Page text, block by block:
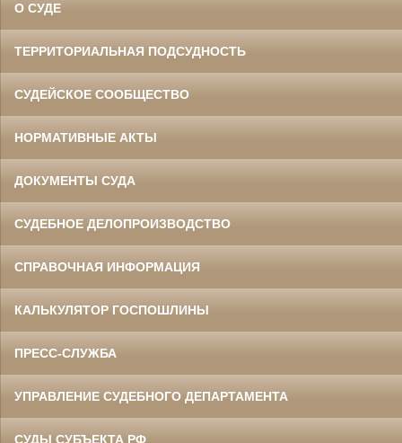
О СУДЕ
ТЕРРИТОРИАЛЬНАЯ ПОДСУДНОСТЬ
СУДЕЙСКОЕ СООБЩЕСТВО
НОРМАТИВНЫЕ АКТЫ
ДОКУМЕНТЫ СУДА
СУДЕБНОЕ ДЕЛОПРОИЗВОДСТВО
СПРАВОЧНАЯ ИНФОРМАЦИЯ
КАЛЬКУЛЯТОР ГОСПОШЛИНЫ
ПРЕСС-СЛУЖБА
УПРАВЛЕНИЕ СУДЕБНОГО ДЕПАРТАМЕНТА
СУДЫ СУБЪЕКТА РФ